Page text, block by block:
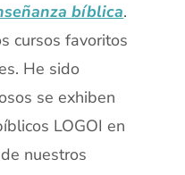
bíblica.
cursos favoritos
He sido
se exhiben
LOGOI en
nuestros